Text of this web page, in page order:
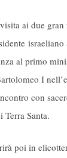
ai due
al primo
I
con
Santa.
poi in